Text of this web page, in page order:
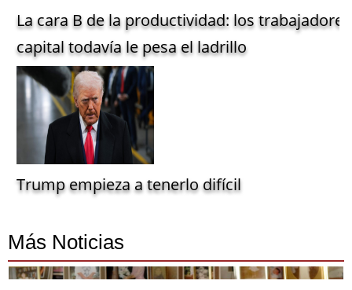
La cara B de la productividad: los
capital todavía le pesa el ladrillo
Trump empieza a tenerlo difícil
Más Noticias